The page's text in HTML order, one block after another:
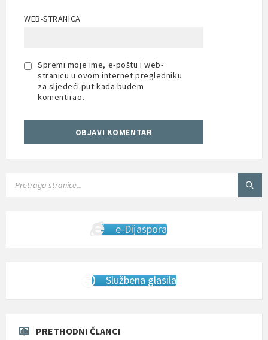
WEB-STRANICA
Spremi moje ime, e-poštu i web-
stranicu u ovom internet pregledniku
za sljedeći put kada budem
komentirao.
e-Dijaspora
Službena glasila
PRETHODNI ČLANCI